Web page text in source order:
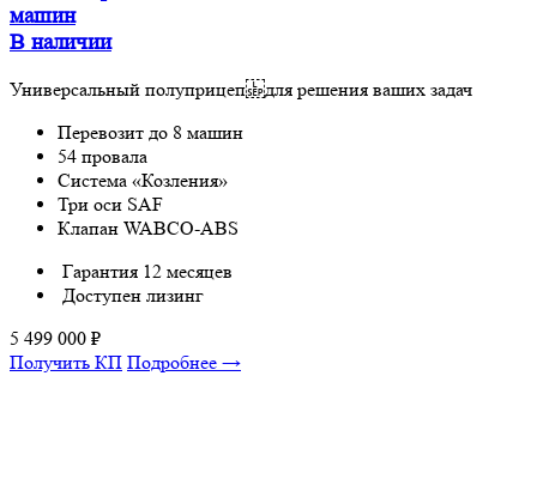
машин
В наличии
Универсальный полуприцеп для решения ваших задач
Перевозит до 8 машин
54 провала
Система «Козления»
Три оси SAF
Клапан WABCO-ABS
Гарантия 12 месяцев
Доступен лизинг
5 499 000 ₽
Получить КП Подробнее →